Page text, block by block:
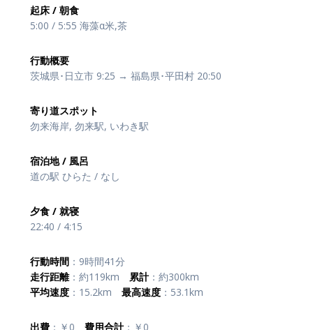
起床 / 朝食
5:00 / 5:55 海藻α米,茶
行動概要
茨城県･日立市 9:25 → 福島県･平田村 20:50
寄り道スポット
勿来海岸, 勿来駅, いわき駅
宿泊地 / 風呂
道の駅 ひらた / なし
夕食 / 就寝
22:40 / 4:15
行動時間 ：9時間41分
走行距離：約119km 累計：約300km
平均速度 ：15.2km 最高速度 ：53.1km
出費 ：￥0 費用合計：￥0